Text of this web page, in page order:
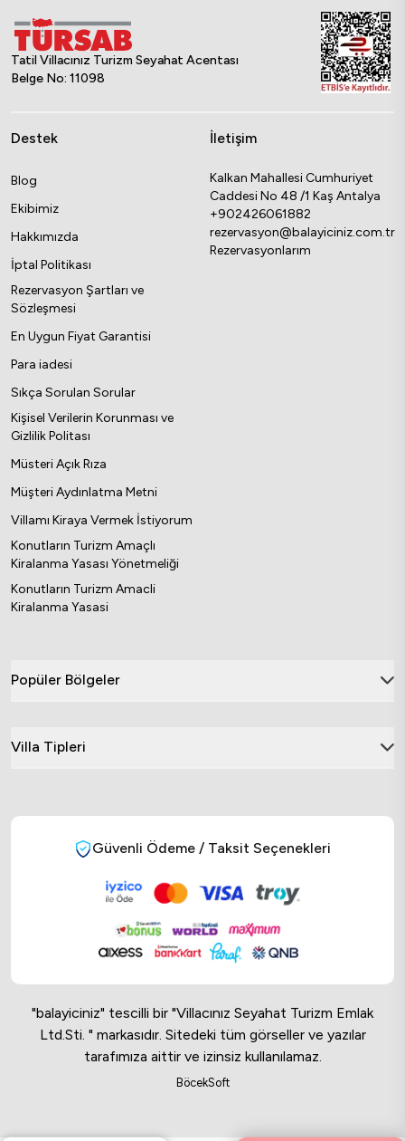
Tatil Villacınız Turizm Seyahat Acentası
Belge No: 11098
Destek
Blog
Ekibimiz
Hakkımızda
İptal Politikası
Rezervasyon Şartları ve
Sözleşmesi
En Uygun Fiyat Garantisi
Para iadesi
Sıkça Sorulan Sorular
Kişisel Verilerin Korunması ve
Gizlilik Politası
Müsteri Açık Rıza
Müşteri Aydınlatma Metni
Villamı Kiraya Vermek İstiyorum
Konutların Turizm Amaçlı
Kiralanma Yasası Yönetmeliği
Konutların Turizm Amacli
Kiralanma Yasasi
İletişim
Kalkan Mahallesi Cumhuriyet
Caddesi No 48 /1 Kaş Antalya
+902426061882
rezervasyon@balayiciniz.com.tr
Rezervasyonlarım
Popüler Bölgeler
Villa Tipleri
Güvenli Ödeme / Taksit Seçenekleri
"balayiciniz" tescilli bir "Villacınız Seyahat Turizm Emlak
Ltd.Sti. " markasıdır. Sitedeki tüm görseller ve yazılar
tarafımıza aittir ve izinsiz kullanılamaz.
BöcekSoft